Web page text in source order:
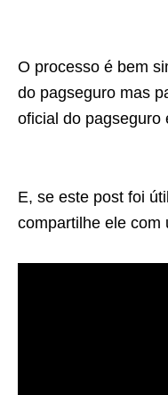
O processo é bem
do pagseguro mas
oficial do pagseguro
E, se este post foi
compartilhe ele com